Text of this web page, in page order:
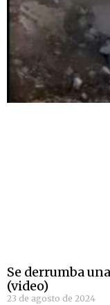
Se derrumba
(video)
23 de agosto de 2024